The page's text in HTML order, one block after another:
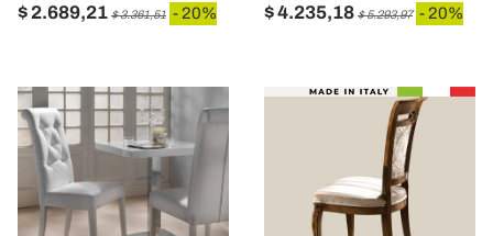
$ 2.689,21 $ 3.361,51 - 20% $ 4.235,18 $ 5.293,97 - 20%